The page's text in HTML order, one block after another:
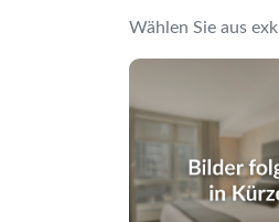
Wählen Sie aus